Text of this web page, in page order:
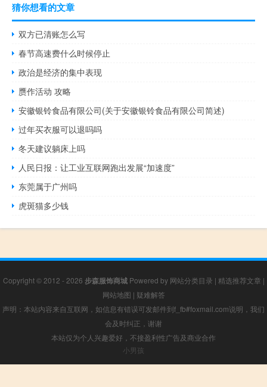
猜你想看的文章
双方已清账怎么写
春节高速费什么时候停止
政治是经济的集中表现
赝作活动 攻略
安徽银铃食品有限公司(关于安徽银铃食品有限公司简述)
过年买衣服可以退吗吗
冬天建议躺床上吗
人民日报：让工业互联网跑出发展“加速度”
东莞属于广州吗
虎斑猫多少钱
Copyright © 2012 - 2026 步森服饰商城Powered by 网站分类目录 | 精选推荐文章 |
网站地图 | 疑难解答
声明：本站内容来自互联网，如信息有错误可发邮件到f_fb#foxmail.com说明，我们
会及时纠正，谢谢
本站仅为个人兴趣爱好，不接盈利性广告及商业合作
小男孩